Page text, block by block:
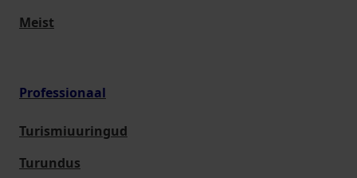
Meist
Professionaal
Turismiuuringud
Turundus